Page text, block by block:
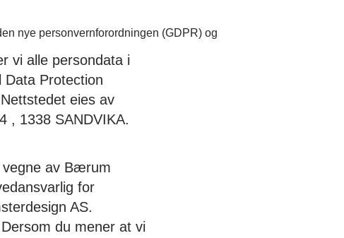
nye personvernforordningen (GDPR) og
vi alle persondata i
Data Protection
eies av
, 1338 SANDVIKA.
vegne av Bærum
for
AS.
du mener at vi